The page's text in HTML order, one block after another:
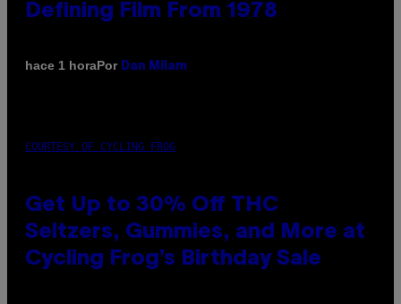
Defining Film From 1978
hace 1 horaPor Dan Milam
COURTESY OF CYCLING FROG
Get Up to 30% Off THC
Seltzers, Gummies, and More at
Cycling Frog’s Birthday Sale